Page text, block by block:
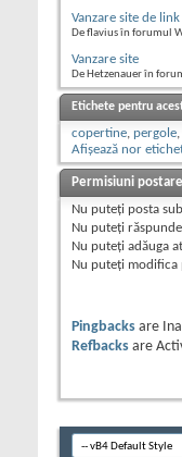
Vanzare site de
De flavius în forumul
Vanzare site
De Hetzenauer în
Etichete pentru
copertine, pergole,
Afișează nor
Permisiuni postare
Nu puteţi posta
Nu puteţi
Nu puteţi adăuga
Nu puteţi modifica
Pingbacks are
Refbacks are